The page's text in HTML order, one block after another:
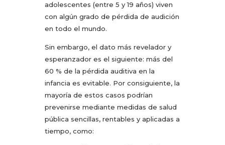
adolescentes (entre 5 y 19 años) viven
con algún grado de pérdida de audición
en todo el mundo.
Sin embargo, el dato más revelador y
esperanzador es el siguiente: más del
60 % de la pérdida auditiva en la
infancia es evitable. Por consiguiente, la
mayoría de estos casos podrían
prevenirse mediante medidas de salud
pública sencillas, rentables y aplicadas a
tiempo, como: